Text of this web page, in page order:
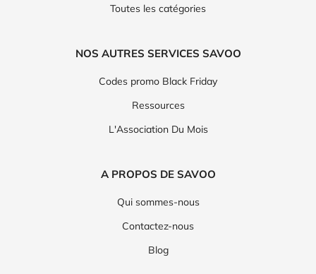
Toutes les catégories
NOS AUTRES SERVICES SAVOO
Codes promo Black Friday
Ressources
L'Association Du Mois
A PROPOS DE SAVOO
Qui sommes-nous
Contactez-nous
Blog